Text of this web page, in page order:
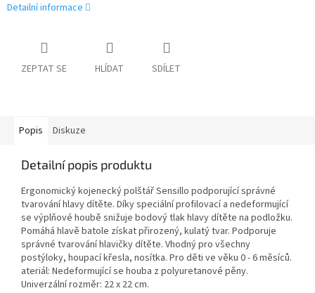
Detailní informace
ZEPTAT SE HLÍDAT SDÍLET
Popis Diskuze
Detailní popis produktu
Ergonomický kojenecký polštář Sensillo podporující správné
tvarování hlavy dítěte. Díky speciální profilovací a nedeformující
se výplňové houbě snižuje bodový tlak hlavy dítěte na podložku.
Pomáhá hlavě batole získat přirozený, kulatý tvar. Podporuje
správné tvarování hlavičky dítěte. Vhodný pro všechny
postýloky, houpací křesla, nosítka. Pro děti ve věku 0 - 6 měsíců.
ateriál: Nedeformující se houba z polyuretanové pěny.
Univerzální rozměr: 22 x 22 cm.